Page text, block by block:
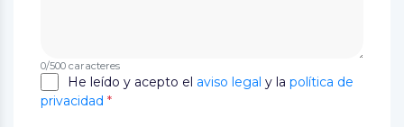
0/500 caracteres
He leído y acepto el aviso legal y la política de
privacidad *